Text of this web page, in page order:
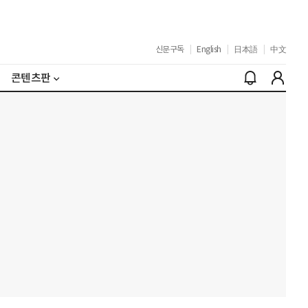
신문구독 English 日本語 中文
콘텐츠판